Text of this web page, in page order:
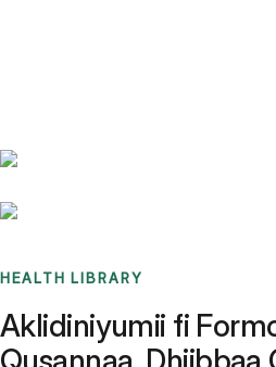
HEALTH LIBRARY
Aklidiniyumii fi